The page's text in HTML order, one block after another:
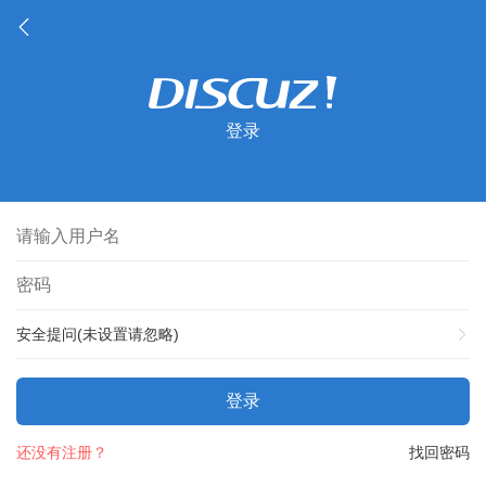
登录
安全提问(未设置请忽略)
登录
找回密码
还没有注册？